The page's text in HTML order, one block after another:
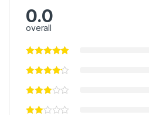
0.0
overall